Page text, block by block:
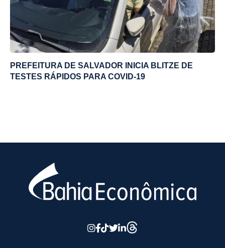
PREFEITURA DE SALVADOR INICIA BLITZE DE
TESTES RÁPIDOS PARA COVID-19